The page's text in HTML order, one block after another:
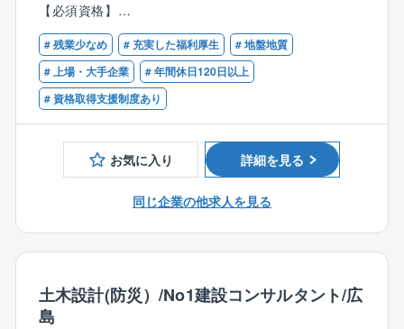
■ボーリング調査等における現場管理 など
★経験や資格を活かして、後輩育成も行っていただき
ます。
【同社の魅力】
◇プライベートも大切にできる「安定した働きやす
祝休み）で、夏季休暇や年末年始休暇も確保されてお
ど、生活を支える各種手当・制度が整っています。
【必須資格】
■地質調査技士
【歓迎資格】
■技術士（建設部門：土質及び基礎）
■RCCM（土質及び基礎）
# 残業少なめ # 充実した福利厚生
# 地盤地質
# 上場・大手企業
# 年間休日120日以上
# 資格取得支援制度あり
お気に入り 詳細を見る
同じ企業の他求人を見る
土木設計(防災）/No1建設コンサルタント/広
島